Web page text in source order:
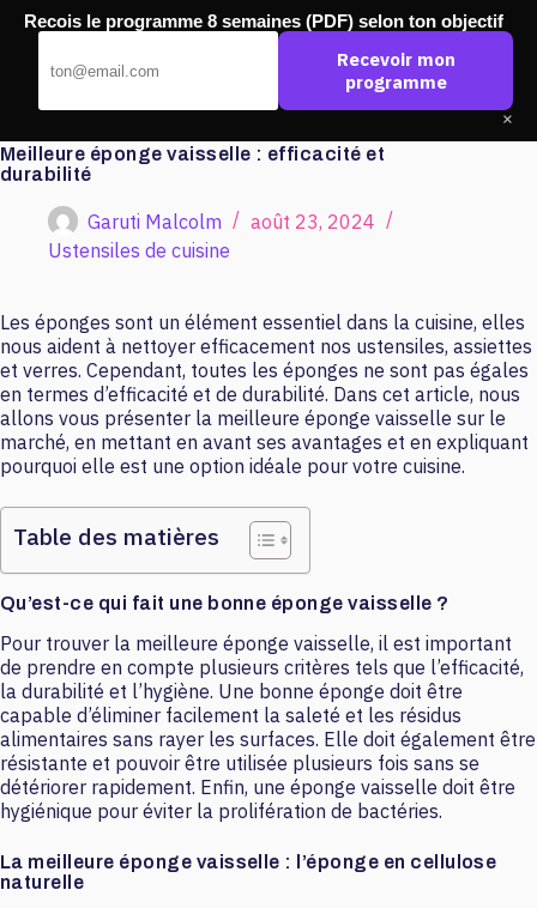
Passer
Meilleure éponge vaisselle : efficacité et
durabilité
Garuti Malcolm
août 23, 2024
Ustensiles de cuisine
Les éponges sont un élément essentiel dans la cuisine, elles
nous aident à nettoyer efficacement nos ustensiles, assiettes
et verres. Cependant, toutes les éponges ne sont pas égales
en termes d’efficacité et de durabilité. Dans cet article, nous
allons vous présenter la meilleure éponge vaisselle sur le
marché, en mettant en avant ses avantages et en expliquant
pourquoi elle est une option idéale pour votre cuisine.
Table des matières
Qu’est-ce qui fait une bonne éponge vaisselle ?
Pour trouver la meilleure éponge vaisselle, il est important
de prendre en compte plusieurs critères tels que l’efficacité,
la durabilité et l’hygiène. Une bonne éponge doit être
capable d’éliminer facilement la saleté et les résidus
alimentaires sans rayer les surfaces. Elle doit également être
résistante et pouvoir être utilisée plusieurs fois sans se
détériorer rapidement. Enfin, une éponge vaisselle doit être
hygiénique pour éviter la prolifération de bactéries.
La meilleure éponge vaisselle : l’éponge en cellulose
naturelle
Recois le programme 8 semaines (PDF) selon ton objectif
Recevoir mon
programme
×